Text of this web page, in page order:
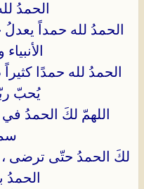
الحمدُ
الحمدُ لله حمداً
الحمدُ لله حمدًا
يُحبّ
اللهمّ لكَ الحمدُ
لكَ الحمدُ حتّى ترضى